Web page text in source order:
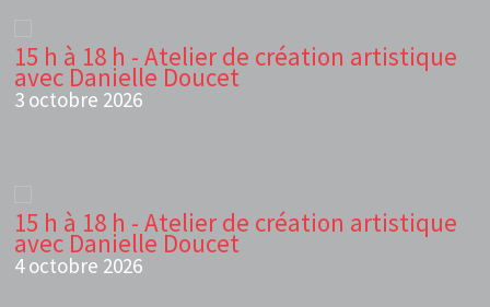
15 h à 18 h - Atelier de création artistique
avec Danielle Doucet
3 octobre 2026
15 h à 18 h - Atelier de création artistique
avec Danielle Doucet
4 octobre 2026